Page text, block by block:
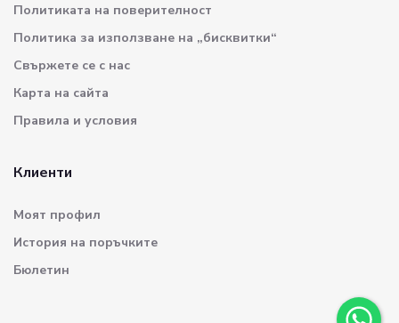
Политиката на поверителност
Политика за използване на „бисквитки“
Свържете се с нас
Карта на сайта
Правила и условия
Клиенти
Моят профил
История на поръчките
Бюлетин